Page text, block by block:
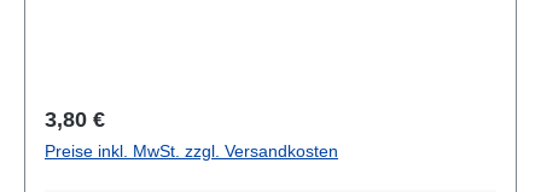
Regulärer Preis:
3,80 €
Preise inkl. MwSt. zzgl. Versandkosten